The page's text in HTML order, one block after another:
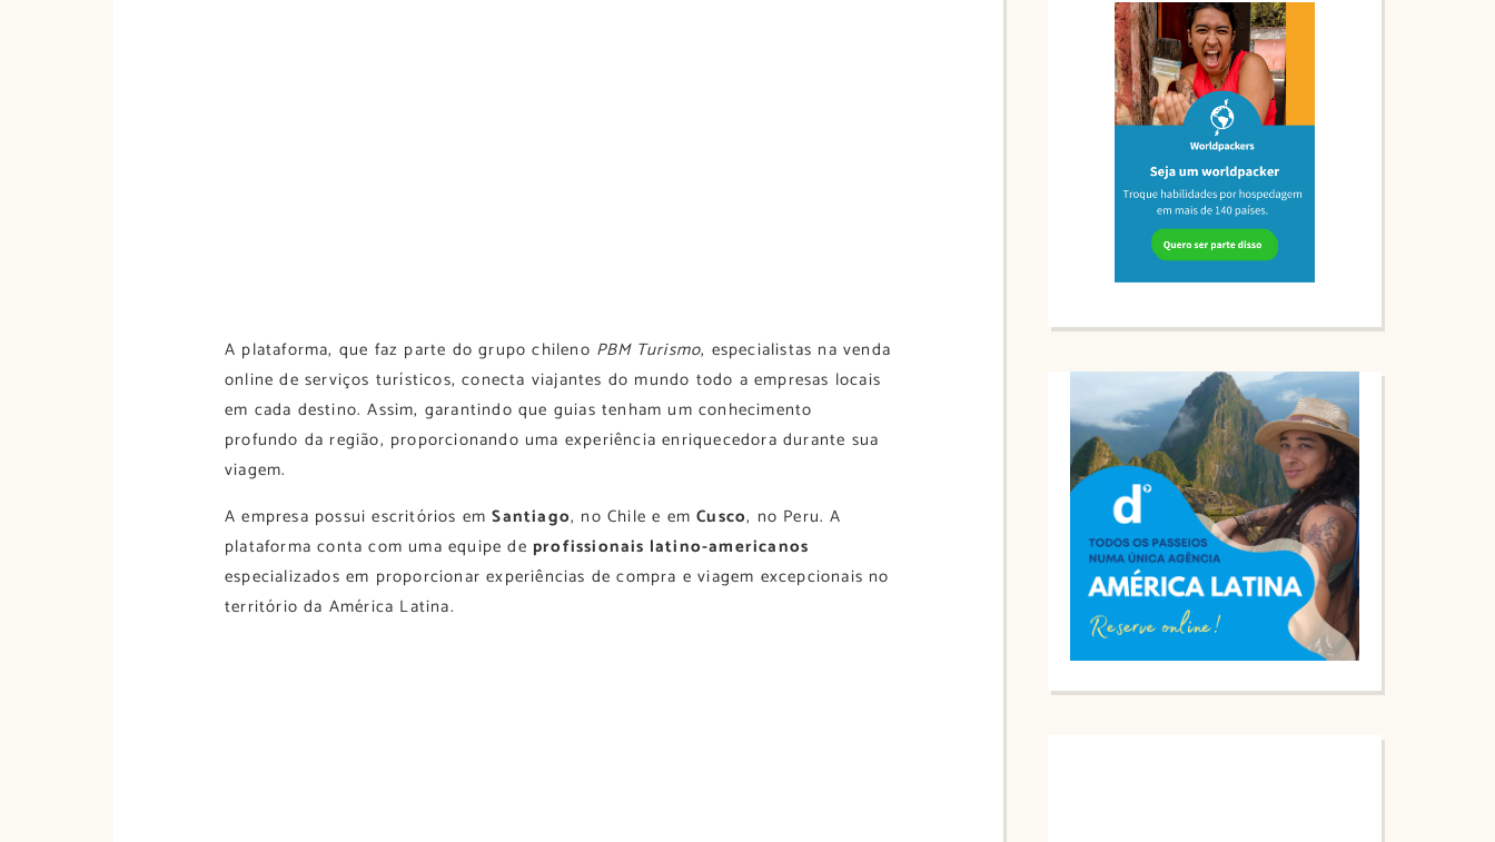
A plataforma, que faz parte do grupo chileno PBM Turismo, especialistas na venda
online de serviços turísticos, conecta viajantes do mundo todo a empresas locais
em cada destino. Assim, garantindo que guias tenham um conhecimento
profundo da região, proporcionando uma experiência enriquecedora durante sua
viagem.
A empresa possui escritórios emSantiago, no Chile e emCusco, no Peru. A
plataforma conta com uma equipe de profissionais latino-americanos
especializados em proporcionar experiências de compra e viagem excepcionais no
território da América Latina.